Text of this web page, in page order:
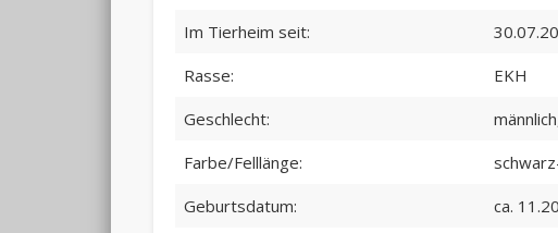
Im Tierheim seit:
Rasse:
EKH
Geschlecht:
Farbe/Felllänge:
Geburtsdatum:
ca.